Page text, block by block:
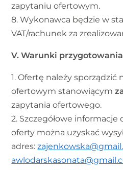
zapytaniu ofertowym.
8. Wykonawca będzie w
VAT/rachunek za
V. Warunki
1. Ofertę należy sporządzić
ofertowym stanowiącym
zapytania ofertowego.
2. Szczegółowe
oferty można uzyskać
adres: